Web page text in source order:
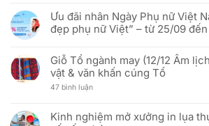
nhất
đất
nước
(30/04/1975
30/04/2026)
đại
diện
và
địa
chỉ
văn
phòng
mới
Yên)
Báo
Cáo
Thị
In
Cờ
Vải:
Phân
Tích
Và
Hiệu
bình
luận
ở
Hải
Triều
ra
mắt
Zalo
nâng
tầm
Ưu đãi nhân Ngày Phụ nữ Việt
đẹp phụ nữ Việt” – từ 25/09
bình
luận
ở
Ưu
đãi
Phụ
Giỗ Tổ ngành may (12/12 Âm
vật & văn khấn cúng Tổ
47 bình luậnở
ngành
may
Kinh nghiệm mở xưởng in lụa